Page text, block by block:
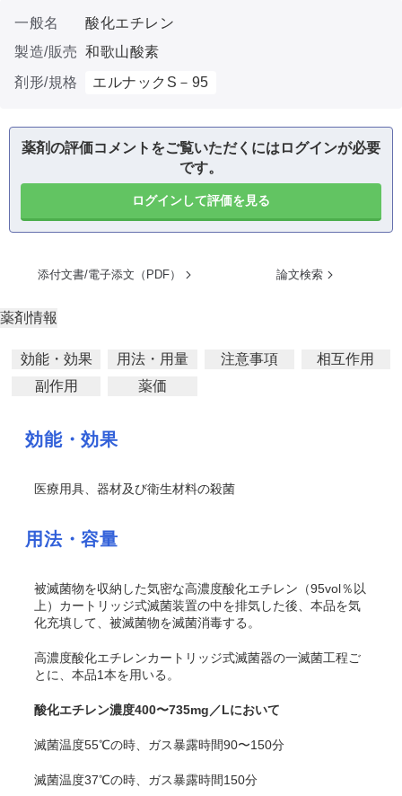
一般名
酸化エチレン
製造/販売 和歌山酸素
剤形/規格
エルナックS－95
薬剤の評価コメントをご覧いただくにはログインが必要
です。
ログインして評価を見る
添付文書/電子添文（PDF） 論文検索
薬剤情報
効能・効果 用法・用量 注意事項
相互作用
副作用
薬価
効能・効果
医療用具、器材及び衛生材料の殺菌
用法・容量
被滅菌物を収納した気密な高濃度酸化エチレン（95vol％以
上）カートリッジ式滅菌装置の中を排気した後、本品を気
化充填して、被滅菌物を滅菌消毒する。
高濃度酸化エチレンカートリッジ式滅菌器の一滅菌工程ご
とに、本品1本を用いる。
酸化エチレン濃度400〜735mg／Lにおいて
滅菌温度55℃の時、ガス暴露時間90〜150分
滅菌温度37℃の時、ガス暴露時間150分